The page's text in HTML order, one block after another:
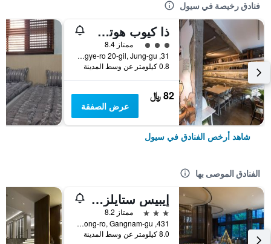
فنادق رخيصة في سيول
ذا كيوب هوتل - دار ضيافة
تقييم فئة 3ممتاز 8.4
31, Toegye-ro 20-gil, Jung-gu, سيول, كوريا الجنوبية
0.8 كيلومتر عن وسط المدينة
82 ﷼
عرض الصفقة
شاهد أرخص الفنادق في سيول
الفنادق الموصى بها
إيبيس ستايلز أمباسادور سيول غانغنام
3 نجوم
ممتاز 8.2
431, Samseong-ro, Gangnam-gu, سيول, كوريا الجنوبية
8.0 كيلومتر عن وسط المدينة